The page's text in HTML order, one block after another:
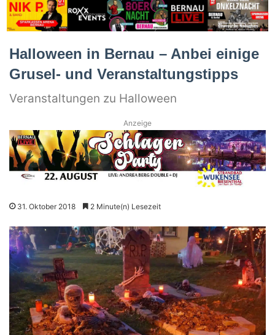
Halloween in Bernau – Anbei einige
Grusel- und Veranstaltungstipps
Veranstaltungen zu Halloween
Anzeige
31. Oktober 2018 2 Minute(n) Lesezeit